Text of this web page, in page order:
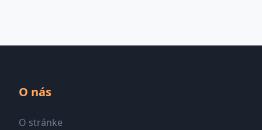
O nás
O stránke